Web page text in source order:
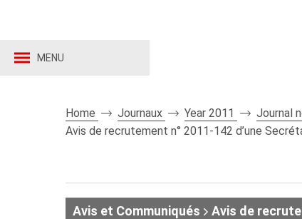
MENU
Home Journaux Year 2011
Journal
Avis de recrutement n° 2011-142 d’une
Avis et Communiqués Avis de